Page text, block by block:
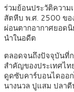
ร่วมย้อนประวัติความ
สัตหีบ พ.ศ. 2500 ขอ
ผ่อนตากอากาศยอด
นำในอดีต
ตลอดจนถึงปัจจุบันที่
สำคัญของประเทศไ
ดูดซับคาร์บอนไดออ
นางนวล ปูแสม ปล